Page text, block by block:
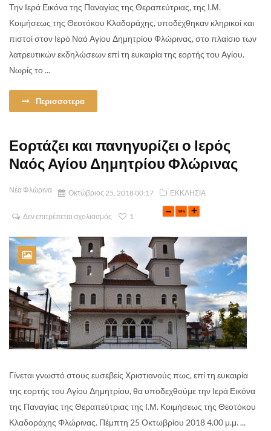
Την Ιερά Εικόνα της Παναγίας της Θεραπεύτριας, της Ι.Μ.
Κοιμήσεως της Θεοτόκου Κλαδοράχης, υποδέχθηκαν κληρικοί και
πιστοί στον Ιερό Ναό Αγίου Δημητρίου Φλώρινας, στο πλαίσιο των
λατρευτικών εκδηλώσεων επί τη ευκαιρία της εορτής του Αγίου.
Νωρίς το ...
Περισσοτερα
Εορτάζει και πανηγυρίζει ο Ιερός
Ναός Αγίου Δημητρίου Φλώρινας
Νέα Φλώρινα Οκτώβριος 25, 2018 00:17 ΕΚΚΛΗΣΙΑ
Δεν επιτρέπεται σχολιασμός 1
Γίνεται γνωστό στους ευσεβείς Χριστιανούς πως, επί τη ευκαιρία
της εορτής του Αγίου Δημητρίου, θα υποδεχθούμε την Ιερά Εικόνα
της Παναγίας της Θεραπεύτριας της Ι.Μ. Κοιμήσεως της Θεοτόκου
Κλαδοράχης Φλώρινας. Πέμπτη 25 Οκτωβρίου 2018 4.00 μ.μ. ...